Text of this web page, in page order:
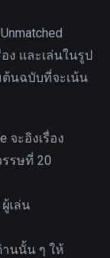
ง และเล่นในรูป
ต้นฉบับที่จะเน้น
จะอิงเรื่อง
รษที่ 20
เล่น
นนั้น ๆ ให้